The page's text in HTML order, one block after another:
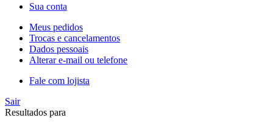
Sua conta
Meus pedidos
Trocas e cancelamentos
Dados pessoais
Alterar e-mail ou telefone
Fale com lojista
Sair
Resultados para